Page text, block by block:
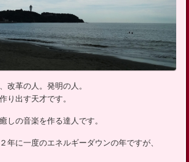
改革の人。発明の人。
り出す天才です。
しの音楽を作る達人です。
年に一度のエネルギーダウンの年ですが、